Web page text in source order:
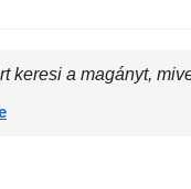
keresi a magányt,